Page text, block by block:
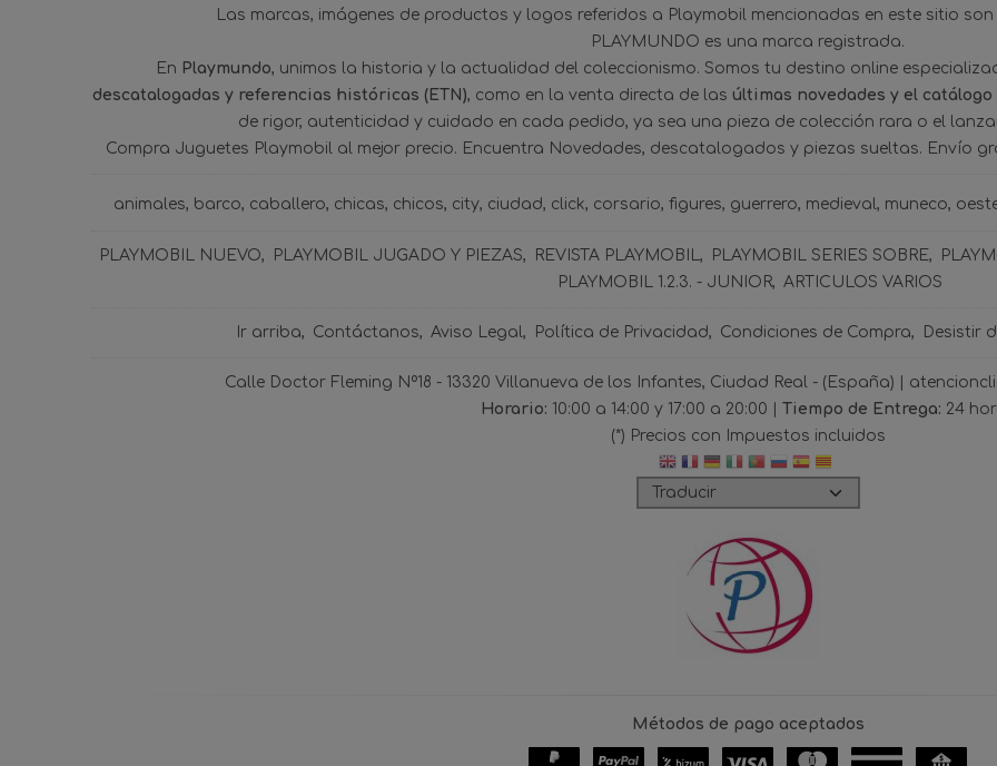
Las marcas, imágenes de productos y logos referidos a Playmobil mencionadas en este sitio
PLAYMUNDO es una marca registrada.
En Playmundo, unimos la historia y la actualidad del coleccionismo. Somos tu destino online
descatalogadas y referencias históricas (ETN), como en la venta directa de las últimas novedades y el
de rigor, autenticidad y cuidado en cada pedido, ya sea una pieza de colección rara o el
Compra Juguetes Playmobil al mejor precio. Encuentra Novedades, descatalogados y piezas sueltas. Envío
animales barco caballero chicas chicos city ciudad click corsario figures guerrero medieval muneco
PLAYMOBIL NUEVO PLAYMOBIL JUGADO Y PIEZAS REVISTA PLAYMOBIL PLAYMOBIL SERIES SOBRE
PLAYMOBIL 1.2.3. - JUNIOR
ARTICULOS VARIOS
Ir arriba Contáctanos Aviso Legal Política de Privacidad Condiciones de Compra Desistir
Calle Doctor Fleming Nº18 - 13320 Villanueva de los Infantes, Ciudad Real - (España) |
Horario: 10:00 a 14:00 y 17:00 a 20:00 | Tiempo de Entrega: 24
(*) Precios con Impuestos incluidos
Métodos de pago aceptados